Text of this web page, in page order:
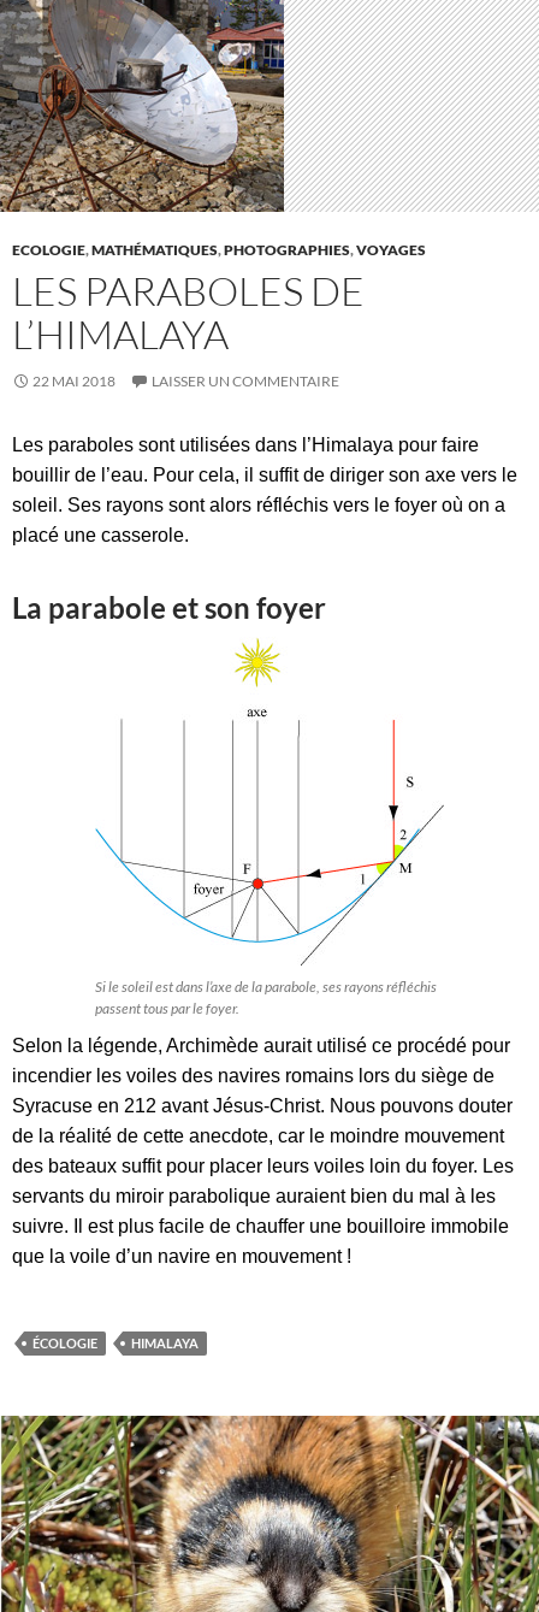
ECOLOGIE,MATHÉMATIQUES,PHOTOGRAPHIES,VOYAGES
LES PARABOLES DE
L’HIMALAYA
22 MAI 2018 LAISSER UN COMMENTAIRE
Les paraboles sont utilisées dans l’Himalaya pour faire
bouillir de l’eau. Pour cela, il suffit de diriger son axe vers le
soleil. Ses rayons sont alors réfléchis vers le foyer où on a
placé une casserole.
La parabole et son foyer
Si le soleil est dans l’axe de la parabole, ses rayons réfléchis
passent tous par le foyer.
Selon la légende, Archimède aurait utilisé ce procédé pour
incendier les voiles des navires romains lors du siège de
Syracuse en 212 avant Jésus-Christ. Nous pouvons douter
de la réalité de cette anecdote, car le moindre mouvement
des bateaux suffit pour placer leurs voiles loin du foyer. Les
servants du miroir parabolique auraient bien du mal à les
suivre. Il est plus facile de chauffer une bouilloire immobile
que la voile d’un navire en mouvement !
ÉCOLOGIE HIMALAYA